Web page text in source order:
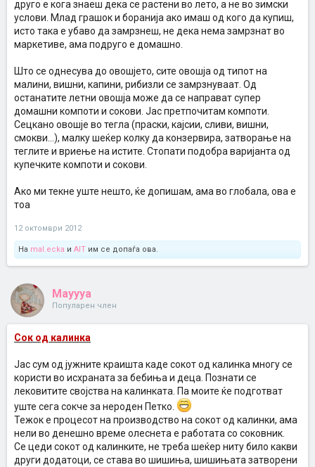
друго е кога знаеш дека се растени во лето, а не во зимски
услови. Млад грашок и боранија ако имаш од кого да купиш,
исто така е убаво да замрзнеш, не дека нема замрзнат во
маркетиве, ама подруго е домашно.
Што се однесува до овошјето, сите овошја од типот на
малини, вишни, капини, рибизли се замрзнуваат. Од
останатите летни овошја може да се направат супер
домашни компоти и сокови. Јас претпочитам компоти.
Сецкано овошје во тегла (праски, кајсии, сливи, вишни,
смокви...), малку шеќер колку да конзервира, затворање на
теглите и вриење на истите. Стопати подобра варијанта од
купечките компоти и сокови.
Ако ми текне уште нешто, ќе допишам, ама во глобала, ова е
тоа
12 октомври 2012
На mal.ecka и AIT им се допаѓа ова.
Mayyya
Популарен член
Сок од калинка
Јас сум од јужните краишта каде сокот од калинка многу се
користи во исхраната за бебиња и деца. Познати се
лековитите својства на калинката. Па моите ќе подготват
уште сега сокче за нероден Петко.
Тежок е процесот на производство на сокот од калинки, ама
нели во денешно време олеснета е работата со соковник.
Се цеди сокот од калинките, не треба шеќер ниту било какви
други додатоци, се става во шишиња, шишињата затворени